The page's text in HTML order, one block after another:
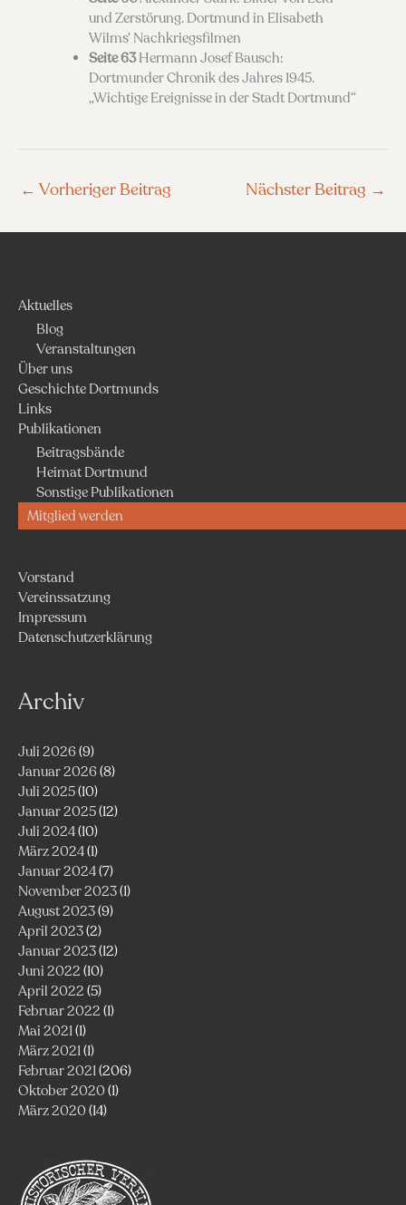
und Zerstörung. Dortmund in Elisabeth
Wilms‘ Nachkriegsfilmen
Seite 63Hermann Josef Bausch:
Dortmunder Chronik des Jahres 1945.
„Wichtige Ereignisse in der Stadt Dortmund“
← Vorheriger Beitrag Nächster Beitrag →
Aktuelles
Blog
Veranstaltungen
Über uns
Geschichte Dortmunds
Links
Publikationen
Beitragsbände
Heimat Dortmund
Sonstige Publikationen
Mitglied werden
Vorstand
Vereinssatzung
Impressum
Datenschutzerklärung
Archiv
Juli 2026(9)
Januar 2026(8)
Juli 2025(10)
Januar 2025(12)
Juli 2024(10)
März 2024(1)
Januar 2024(7)
November 2023(1)
August 2023(9)
April 2023(2)
Januar 2023(12)
Juni 2022 (10)
April 2022 (5)
Februar 2022 (1)
Mai 2021(1)
März 2021(1)
Februar 2021(206)
Oktober 2020(1)
März 2020(14)